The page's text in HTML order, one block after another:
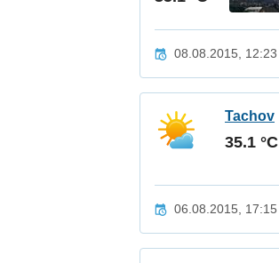
08.08.2015, 12:23
Tachov
35.1 °C
06.08.2015, 17:15